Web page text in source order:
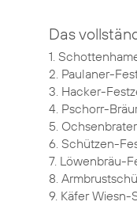
Das
1.
2. Paulaner-
3. Hacker-
4. Pschorr-
5.
6. Schützen-
7. Löwenbräu-
8.
9. Käfer Wiesn-